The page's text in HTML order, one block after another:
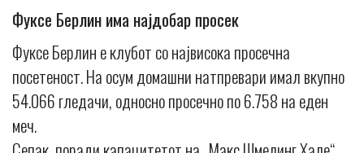
Фуксе Берлин има најдобар просек
Фуксе Берлин е клубот со највисока просечна
посетеност. На осум домашни натпревари имал вкупно
54.066 гледачи, односно просечно по 6.758 на еден
меч.